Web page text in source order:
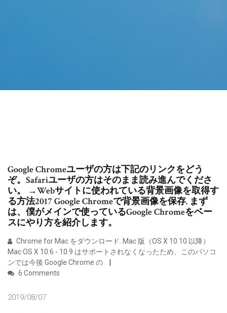
Google Chromeユーザの方は下記のリンクをどう
ぞ。Safariユーザの方はそのまま読み進んでくださ
い。 →Webサイトに使われている背景画像を取得す
る方法2017 Google Chromeで背景画像を保存. まず
は、僕がメインで使っているGoogle Chromeをベー
スにやり方を紹介します。
Chrome for Mac をダウンロード. Mac 版（OS X 10.10 以降）
Mac OS X 10.6 - 10.9 はサポートされなくなったため、このパソコ
ンでは今後 Google Chrome の
6 Comments
2019/08/07